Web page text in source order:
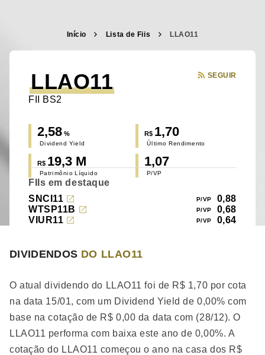
Início Lista de Fiis LLAO11
LLAO11
FII BS2
SEGUIR
2,58 %
Dividend Yield
R$ 1,70
Último Rendimento
R$ 19,3 M
Patrimônio Líquido
1,07
P/VP
FIIs em destaque
SNCI11
0,88
WTSP11B
0,68
VIUR11
0,64
DIVIDENDOS DO LLAO11
O atual dividendo do LLAO11 foi de R$ 1,70 por cota
na data 15/01, com um Dividend Yield de 0,00% com
base na cotação de R$ 0,00 da data com (28/12). O
LLAO11 performa com baixa este ano de 0,00%. A
cotação do LLAO11 começou o ano na casa dos R$